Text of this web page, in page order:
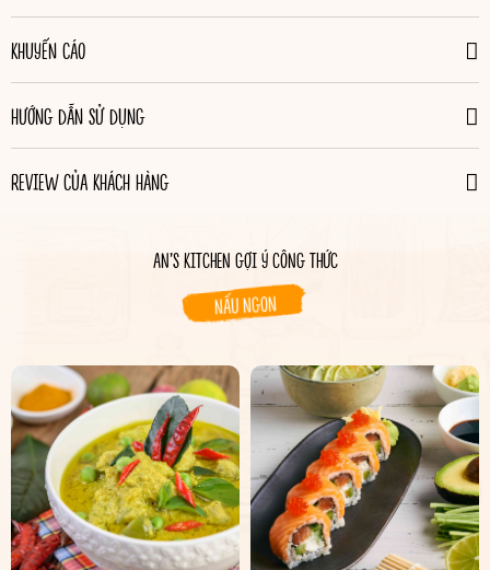
KHUYẾN CÁO
HƯỚNG DẪN SỬ DỤNG
REVIEW CỦA KHÁCH HÀNG
AN’S KITCHEN GỢI Ý CÔNG THỨC
NẤU NGON